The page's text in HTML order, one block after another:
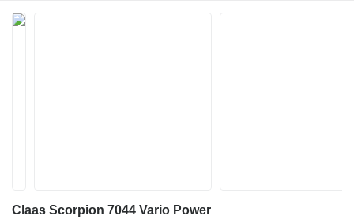
Claas Scorpion 7044 Vario Power